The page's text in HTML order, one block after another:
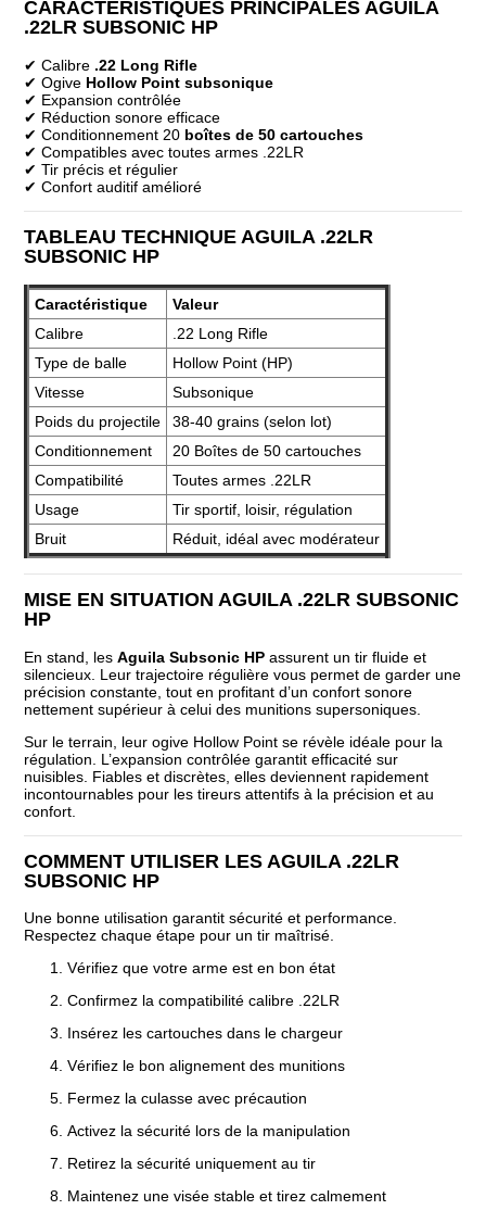
CARACTÉRISTIQUES PRINCIPALES AGUILA
.22LR SUBSONIC HP
✔ Calibre .22 Long Rifle
✔ Ogive Hollow Point subsonique
✔ Expansion contrôlée
✔ Réduction sonore efficace
✔ Conditionnement 20 boîtes de 50 cartouches
✔ Compatibles avec toutes armes .22LR
✔ Tir précis et régulier
✔ Confort auditif amélioré
TABLEAU TECHNIQUE AGUILA .22LR
SUBSONIC HP
Caractéristique
Valeur
Calibre
.22 Long Rifle
Type de balle
Hollow Point (HP)
Vitesse
Subsonique
Poids du projectile
38-40 grains (selon lot)
Conditionnement
20 Boîtes de 50 cartouches
Compatibilité
Toutes armes .22LR
Usage
Tir sportif, loisir, régulation
Bruit
Réduit, idéal avec modérateur
MISE EN SITUATION AGUILA .22LR SUBSONIC
HP
En stand, lesAguila Subsonic HP assurent un tir fluide et
silencieux. Leur trajectoire régulière vous permet de garder une
précision constante, tout en profitant d’un confort sonore
nettement supérieur à celui des munitions supersoniques.
Sur le terrain, leur ogive Hollow Point se révèle idéale pour la
régulation. L’expansion contrôlée garantit efficacité sur
nuisibles. Fiables et discrètes, elles deviennent rapidement
incontournables pour les tireurs attentifs à la précision et au
confort.
COMMENT UTILISER LES AGUILA .22LR
SUBSONIC HP
Une bonne utilisation garantit sécurité et performance.
Respectez chaque étape pour un tir maîtrisé.
Vérifiez que votre arme est en bon état
Confirmez la compatibilité calibre .22LR
Insérez les cartouches dans le chargeur
Vérifiez le bon alignement des munitions
Fermez la culasse avec précaution
Activez la sécurité lors de la manipulation
Retirez la sécurité uniquement au tir
Maintenez une visée stable et tirez calmement